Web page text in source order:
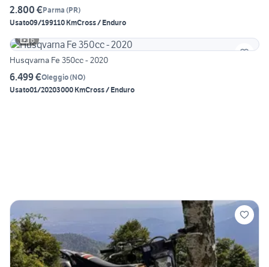
2.800 €Parma (PR)
Usato09/199110 KmCross / Enduro
6
Husqvarna Fe 350cc - 2020
6.499 €Oleggio(NO)
Usato01/20203000 KmCross / Enduro